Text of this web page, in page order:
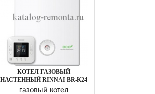
КОТЕЛ ГАЗОВЫЙ
НАСТЕННЫЙ RINNAI BR-K24
газовый котел